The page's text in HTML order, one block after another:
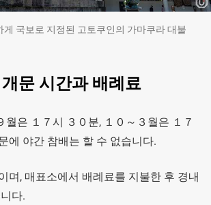
게 국보로 지정된 고토쿠인의 가마쿠라 대불
문 시간과 배례료
월은 １７시 ３０분, １０～３월은 １７
에 야간 참배는 할 수 없습니다.
며, 매표소에서 배례료를 지불한 후 경내
다.